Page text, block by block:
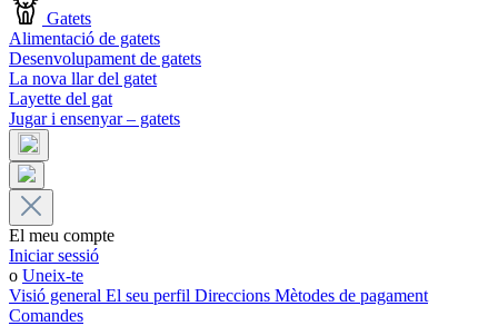
Gatets
Alimentació de gatets
Desenvolupament de gatets
La nova llar del gatet
Layette del gat
Jugar i ensenyar – gatets
El meu compte
Iniciar sessió
o Uneix-te
Visió general El seu perfil Direccions Mètodes de pagament
Comandes